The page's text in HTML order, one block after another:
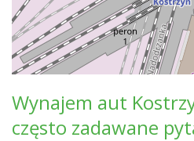
Wynajem aut
często zadawane